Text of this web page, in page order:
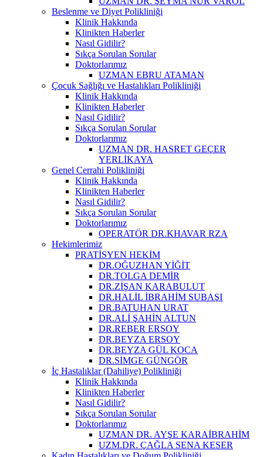
Beslenme ve Diyet Polikliniği
Klinik Hakkında
Klinikten Haberler
Nasıl Gidilir?
Sıkça Sorulan Sorular
Doktorlarımız
UZMAN EBRU ATAMAN
Çocuk Sağlığı ve Hastalıkları Polikliniği
Klinik Hakkında
Klinikten Haberler
Nasıl Gidilir?
Sıkça Sorulan Sorular
Doktorlarımız
UZMAN DR. HASRET GEÇER
YERLİKAYA
Genel Cerrahi Polikliniği
Klinik Hakkında
Klinikten Haberler
Nasıl Gidilir?
Sıkça Sorulan Sorular
Doktorlarımız
OPERATÖR DR.KHAVAR RZA
Hekimlerimiz
PRATİSYEN HEKİM
DR.OĞUZHAN YİĞİT
DR.TOLGA DEMİR
DR.ZİŞAN KARABULUT
DR.HALİL İBRAHİM SUBAŞI
DR.BATUHAN URAT
DR.ALİ ŞAHİN ALTUN
DR.REBER ERSOY
DR.BEYZA ERSOY
DR.BEYZA GÜL KOCA
DR.SİMGE GÜNGÖR
İç Hastalıklar (Dahiliye) Polikliniği
Klinik Hakkında
Klinikten Haberler
Nasıl Gidilir?
Sıkça Sorulan Sorular
Doktorlarımız
UZMAN DR. AYŞE KARAİBRAHİM
UZM.DR. ÇAĞLA SENA KESER